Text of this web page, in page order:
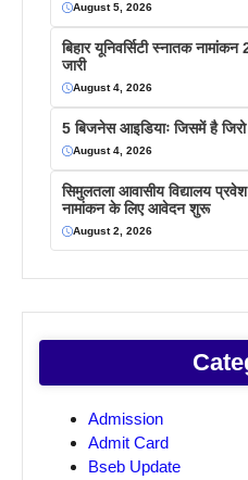
August 5, 2026
बिहार यूनिवर्सिटी स्नातक
जारी
August 4, 2026
5 बिजनेस आइडियाः जिसमें है
August 4, 2026
सिमुलतला आवासीय विद्यालय
नामांकन के लिए आवेदन शुरू
August 2, 2026
Admission
Admit Card
Bseb Update